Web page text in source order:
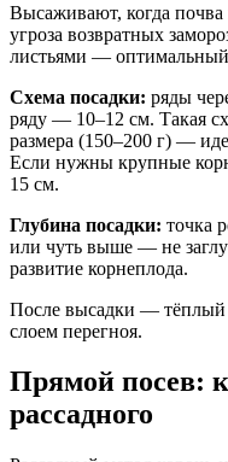
Высаживают, когда почва
угроза возвратных
листьями — оптимальный
Схема посадки: ряды
ряду — 10–12 см. Такая
размера (150–200 г) —
Если нужны крупные
15 см.
Глубина посадки: точка
или чуть выше — не
развитие корнеплода.
После высадки — тёплый
слоем перегноя.
Прямой посев:
рассадного